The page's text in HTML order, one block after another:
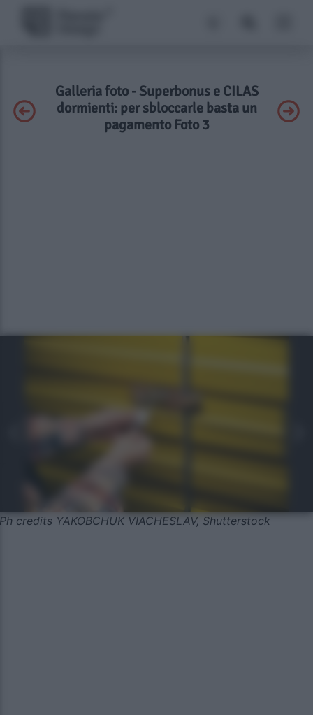
Galleria foto - Superbonus e CILAS
dormienti: per sbloccarle basta un
pagamento Foto 3
Ph credits YAKOBCHUK VIACHESLAV, Shutterstock